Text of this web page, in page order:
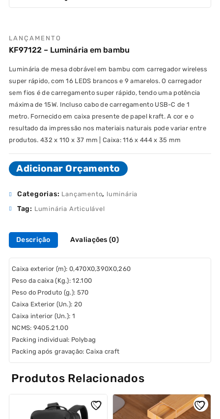
LANÇAMENTO
KF97122 – Luminária em bambu
Luminária de mesa dobrável em bambu com carregador wireless
super rápido, com 16 LEDS brancos e 9 amarelos. O carregador
sem fios é de carregamento super rápido, tendo uma potência
máxima de 15W. Incluso cabo de carregamento USB-C de 1
metro. Fornecido em caixa presente de papel kraft. A cor e o
resultado da impressão nos materiais naturais pode variar entre
produtos. 432 x 110 x 37 mm | Caixa: 116 x 444 x 35 mm
Adicionar Orçamento
Categorias: Lançamento, luminária
Tag: Luminária Articulável
Descrição Avaliações (0)
Caixa exterior (m):0,470X0,390X0,260
Peso da caixa (Kg.):12.100
Peso do Produto (g.): 570
Caixa Exterior (Un.): 20
Caixa interior (Un.): 1
NCMS: 9405.21.00
Packing individual: Polybag
Packing após gravação: Caixa craft
Produtos Relacionados